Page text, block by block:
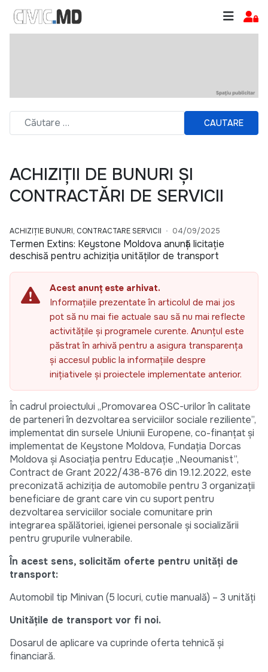
CAUTARE
ACHIZIȚII DE BUNURI ȘI
CONTRACTĂRI DE SERVICII
ACHIZIȚIE BUNURI, CONTRACTARE SERVICII 04/09/2025
Termen Extins: Keystone Moldova anunță licitație
deschisă pentru achiziția unităților de transport
Acest anunț este arhivat.
Informațiile prezentate în articolul de mai jos
pot să nu mai fie actuale sau să nu mai reflecte
activitățile și programele curente. Anunțul este
păstrat în arhivă pentru a asigura transparența
și accesul public la informațiile despre
inițiativele și proiectele implementate anterior.
În cadrul proiectului „Promovarea OSC-urilor în calitate
de parteneri în dezvoltarea serviciilor sociale reziliente”,
implementat din sursele Uniunii Europene, co-finanțat și
implementat de Keystone Moldova, Fundația Dorcas
Moldova și Asociația pentru Educație „Neoumanist”,
Contract de Grant 2022/438-876 din 19.12.2022, este
preconizată achiziția de automobile pentru 3 organizații
beneficiare de grant care vin cu suport pentru
dezvoltarea serviciilor sociale comunitare prin
integrarea spălătoriei, igienei personale și socializării
pentru grupurile vulnerabile.
În acest sens, solicităm oferte pentru unități de
transport:
Automobil tip Minivan (5 locuri, cutie manuală) – 3 unități
Unitățile de transport vor fi noi.
Dosarul de aplicare va cuprinde oferta tehnică și
financiară.